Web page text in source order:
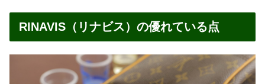
RINAVIS（リナビス）の優れている点